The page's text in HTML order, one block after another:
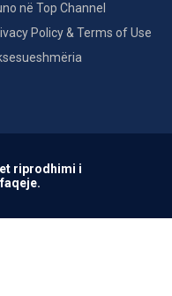
në Top Channel
Policy & Terms of Use
riprodhimi i